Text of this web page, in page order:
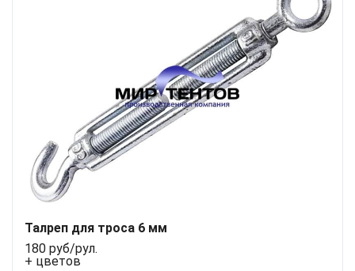
Талреп для троса 6 мм
180 руб/рул.
+ цветов